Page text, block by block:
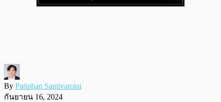
By Patiphan Santivarotai
กันยายน 16, 2024